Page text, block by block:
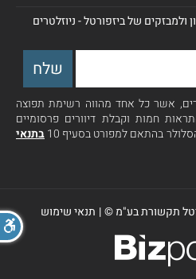
של ביזפורטל - ניוזלטרים
אשר כל אחד מהווה רשימת תפוצה
חמות וקבלת דיוורים פרסומיים
בהתאם למפורט בסעיף 10
בתנאי
תקשורת בע"מ ©| תנאי שימוש